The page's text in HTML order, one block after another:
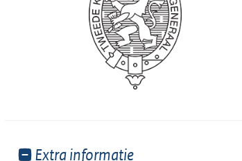
Toon
Extra informatie